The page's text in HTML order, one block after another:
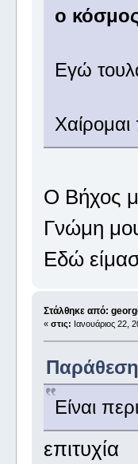
ο
Εγώ
Ο Βήχος
Γνώμη
Εδώ
Στάλθηκε από:
« στις: Ιανουάριος 22,
Είναι
επιτυχία